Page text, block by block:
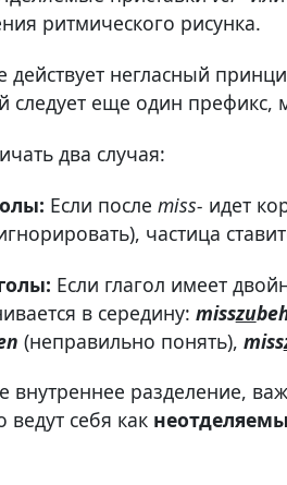
ритмического рисунка.
негласный
следует еще один префикс,
два случая:
Если после miss- идет
частица
Если глагол имеет
в середину: misszu
(неправильно понять), miss
внутреннее разделение,
ведут себя как